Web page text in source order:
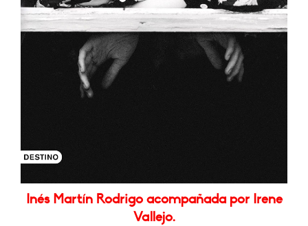
Inés Martín Rodrigo acompañada por Irene
Vallejo.